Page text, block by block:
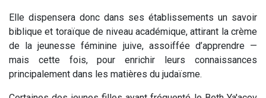
Elle dispensera donc dans ses établissements un savoir
biblique et toraïque de niveau académique, attirant la crème
de la jeunesse féminine juive, assoiffée d’apprendre —
mais cette fois, pour enrichir leurs connaissances
principalement dans les matières du judaïsme.